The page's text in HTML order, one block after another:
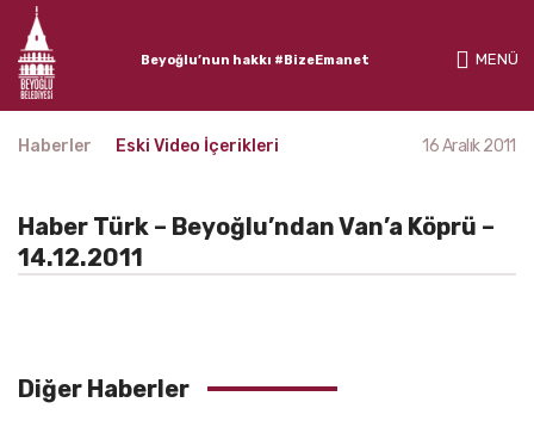
Beyoğlu’nun hakkı #BizeEmanet MENÜ
Haberler Eski Video İçerikleri 16 Aralık 2011
Haber Türk – Beyoğlu’ndan Van’a Köprü –
14.12.2011
Diğer Haberler